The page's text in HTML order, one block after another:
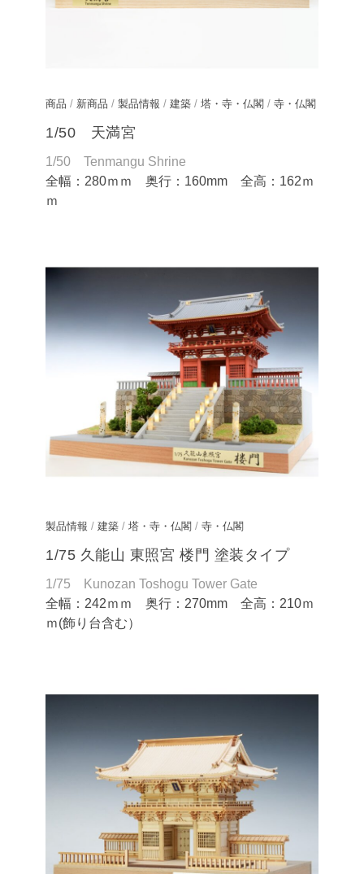
商品 / 新商品 / 製品情報 / 建築 / 塔・寺・仏閣 / 寺・仏閣
1/50 天満宮
1/50 Tenmangu Shrine
全幅：280ｍｍ 奥行：160mm 全高：162ｍ
ｍ
製品情報 / 建築 / 塔・寺・仏閣 / 寺・仏閣
1/75 久能山 東照宮 楼門 塗装タイプ
1/75 Kunozan Toshogu Tower Gate
全幅：242ｍｍ 奥行：270mm 全高：210ｍ
ｍ(飾り台含む）